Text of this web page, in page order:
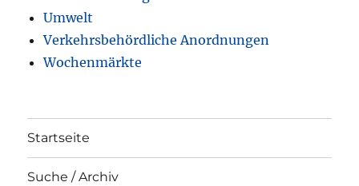
Umwelt
Verkehrsbehördliche Anordnungen
Wochenmärkte
Startseite
Suche / Archiv